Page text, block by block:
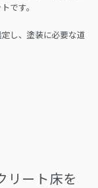
です。
し、塗装に必要な道
リート床を